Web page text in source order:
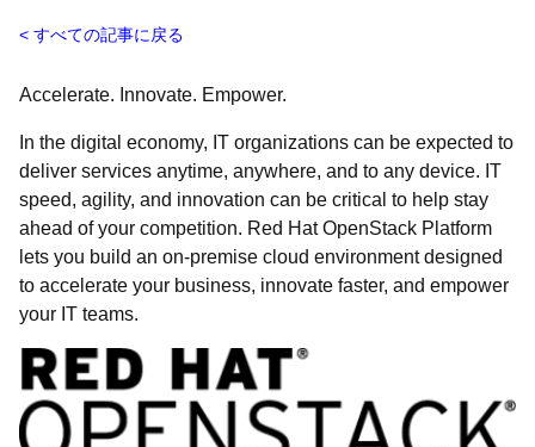
すべての記事に戻る
Accelerate. Innovate. Empower.
In the digital economy, IT organizations can be expected to
deliver services anytime, anywhere, and to any device. IT
speed, agility, and innovation can be critical to help stay
ahead of your competition. Red Hat OpenStack Platform
lets you build an on-premise cloud environment designed
to accelerate your business, innovate faster, and empower
your IT teams.